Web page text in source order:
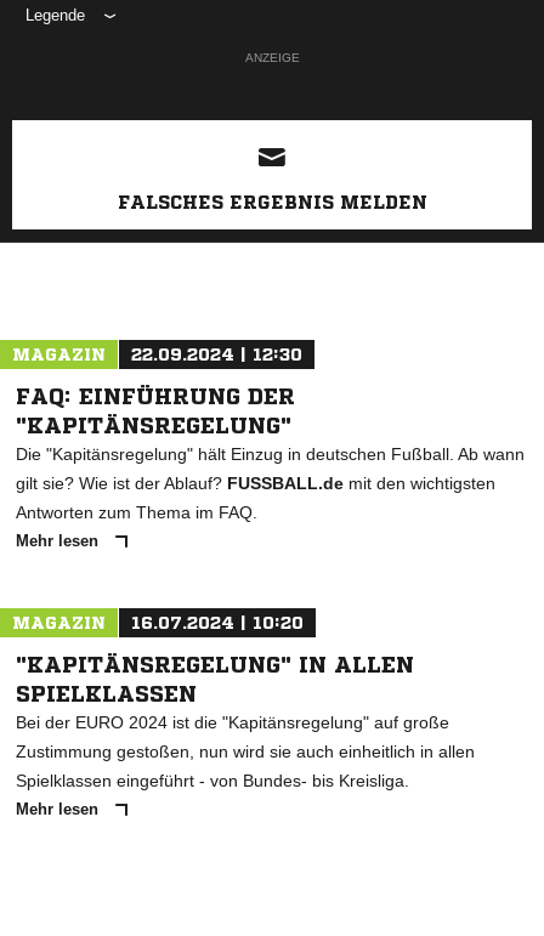
Legende
ANZEIGE
FALSCHES ERGEBNIS MELDEN
MAGAZIN 22.09.2024 | 12:30
FAQ: EINFÜHRUNG DER
"KAPITÄNSREGELUNG"
Die "Kapitänsregelung" hält Einzug in deutschen Fußball. Ab wann
gilt sie? Wie ist der Ablauf? FUSSBALL.de mit den wichtigsten
Antworten zum Thema im FAQ.
Mehr lesen
MAGAZIN 16.07.2024 | 10:20
"KAPITÄNSREGELUNG" IN ALLEN
SPIELKLASSEN
Bei der EURO 2024 ist die "Kapitänsregelung" auf große
Zustimmung gestoßen, nun wird sie auch einheitlich in allen
Spielklassen eingeführt - von Bundes- bis Kreisliga.
Mehr lesen